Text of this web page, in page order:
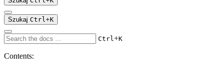
Szukaj Ctrl+K
Ctrl+K
Contents: